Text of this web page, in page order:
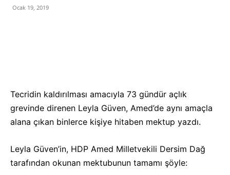
Ocak 19, 2019
Tecridin kaldırılması amacıyla 73 gündür açlık
grevinde direnen Leyla Güven, Amed’de aynı amaçla
alana çıkan binlerce kişiye hitaben mektup yazdı.
Leyla Güven’in, HDP Amed Milletvekili Dersim Dağ
tarafından okunan mektubunun tamamı şöyle: